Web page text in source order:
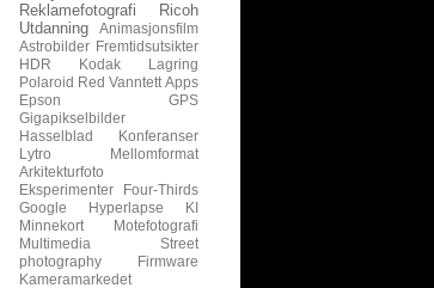
Reklamefotografi
Ricoh
Utdanning
Animasjonsfilm
Astrobilder Fremtidsutsikter
HDR
Kodak
Lagring
Polaroid Red Vanntett Apps
Epson
GPS
Gigapikselbilder
Hasselblad
Konferanser
Lytro
Mellomformat
Arkitekturfoto
Eksperimenter
Four-Thirds
Google
Hyperlapse
KI
Minnekort
Motefotografi
Multimedia
Street
photography
Firmware
Kameramarkedet